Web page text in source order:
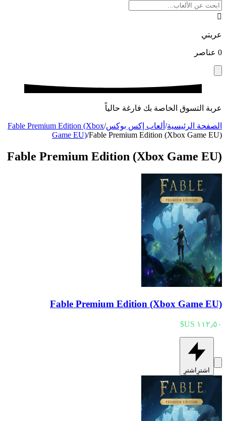
عربتي
0 عناصر
عربة التسوق الخاصة بك فارغة حالياً
الصفحة الرئيسية/ ألعاب إكس بوكس/
Fable Premium Edition (Xbox
Game EU)/Fable Premium Edition (Xbox Game EU)
Fable Premium Edition (Xbox Game EU)
Fable Premium Edition (Xbox Game EU)
اشترِ اشترِ